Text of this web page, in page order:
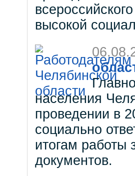
высокой
населения
проведении в
социально
итогам работы
документов.